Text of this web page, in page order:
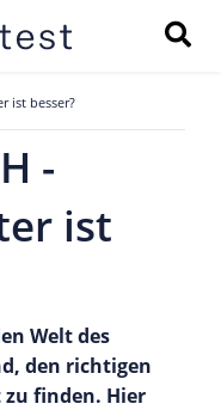
ist besser?
-
ist
Welt des
den richtigen
finden. Hier